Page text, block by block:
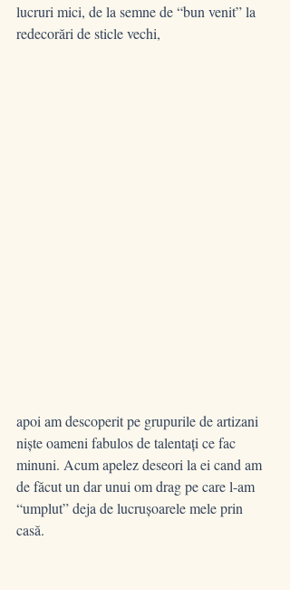
lucruri mici, de la semne de “bun venit” la
redecorări de sticle vechi,
apoi am descoperit pe grupurile de artizani
niște oameni fabulos de talentați ce fac
minuni. Acum apelez deseori la ei cand am
de făcut un dar unui om drag pe care l-am
“umplut” deja de lucrușoarele mele prin
casă.